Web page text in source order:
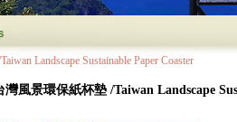
Landscape Sustainable Paper Coaster
灣風景環保紙杯墊 /Taiwan Landscape